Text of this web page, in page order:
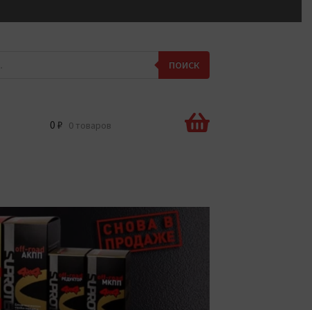
ПОИСК
0₽ 0 товаров